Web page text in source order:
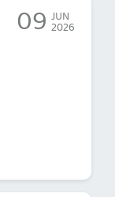
09 JUN
2026